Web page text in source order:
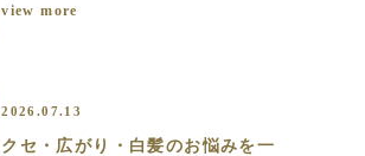
view more
2026.07.13
クセ・広がり・白髪のお悩みを一